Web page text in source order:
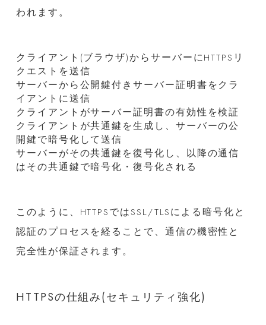
われます。
クライアント(ブラウザ)からサーバーにHTTPSリ
クエストを送信
サーバーから公開鍵付きサーバー証明書をクラ
イアントに送信
クライアントがサーバー証明書の有効性を検証
クライアントが共通鍵を生成し、サーバーの公
開鍵で暗号化して送信
サーバーがその共通鍵を復号化し、以降の通信
はその共通鍵で暗号化・復号化される
このように、HTTPSではSSL/TLSによる暗号化と
認証のプロセスを経ることで、通信の機密性と
完全性が保証されます。
HTTPSの仕組み(セキュリティ強化)